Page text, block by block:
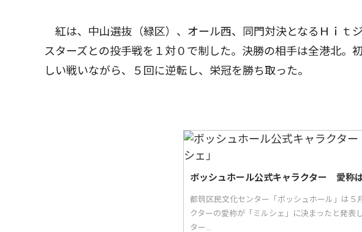
紅は、中山選抜（緑区）、オール西、同門対決となるＨｉｔ
スターズとの投手戦を１対０で制した。決勝の相手は全港北。
しい戦いながら、５回に逆転し、栄冠を勝ち取った。
ボッシュホール公式キャラクター 愛称
都筑区民文化センター「ボッシュホール」は５
クターの愛称が「ミルシェ」に決まったと発表
ター...